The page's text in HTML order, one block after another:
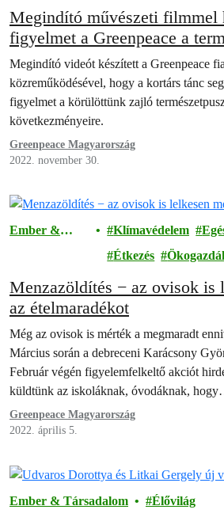
Megindító művészeti filmmel
figyelmet a Greenpeace a
Megindító videót készített a Greenpeace
közreműködésével, hogy a kortárs tánc
figyelmet a körülöttünk zajló
következményeire.
Greenpeace Magyarország
2022. november 30.
Ember &
Klímavédelem
Étkezés
Menzazöldítés − az ovisok is
az ételmaradékot
Még az ovisok is mérték a megmaradt
Március során a debreceni Karácsony
Február végén figyelemfelkeltő akciót
küldtünk az iskoláknak, óvodáknak,
Greenpeace Magyarország
2022. április 5.
Ember & Társadalom Élővilág